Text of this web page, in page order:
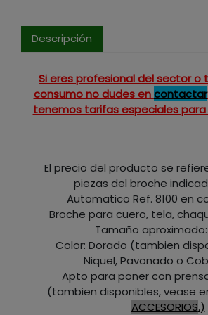
Descripción
Si eres profesional del sector o
consumo no dudes encontactar
tenemos tarifas especiales
El precio del producto se
piezas del broche
Automatico Ref. 8100 en
Broche para cuero, tela,
Tamaño
Color: Dorado (tambien
Niquel, Pavonado o
Apto para poner con
(tambien disponibles, vease
ACCESORIOS.)